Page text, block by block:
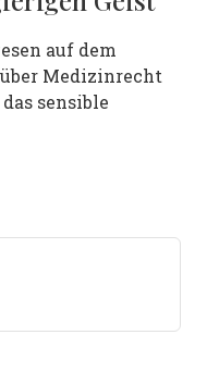
auf dem
Medizinrecht
sensible